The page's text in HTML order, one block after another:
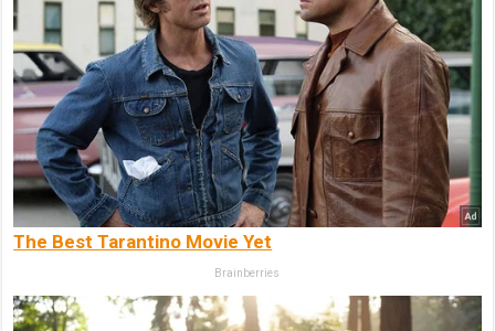
The Best Tarantino Movie Yet
Brainberries